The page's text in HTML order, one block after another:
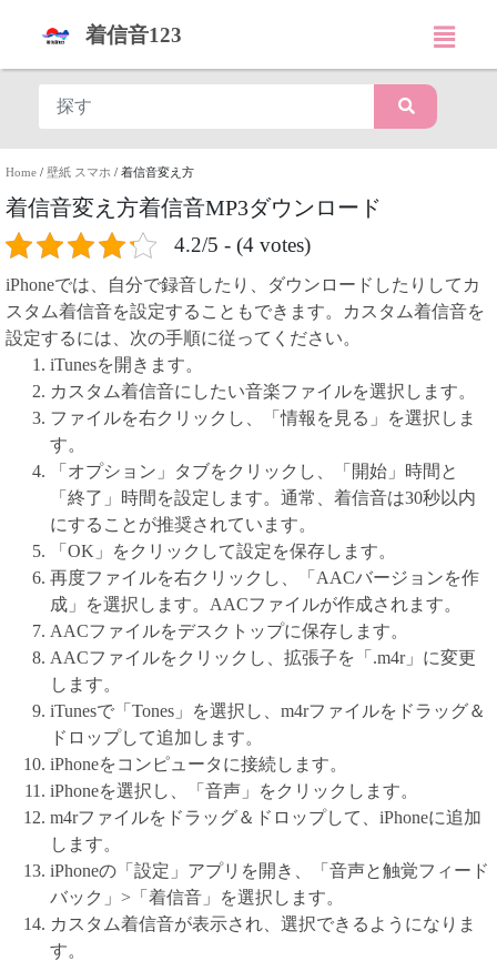
着信音123
Home / 壁紙 スマホ / 着信音変え方
着信音変え方着信音MP3ダウンロード
4.2/5 - (4 votes)
iPhoneでは、自分で録音したり、ダウンロードしたりしてカ
スタム着信音を設定することもできます。カスタム着信音を
設定するには、次の手順に従ってください。
iTunesを開きます。
カスタム着信音にしたい音楽ファイルを選択します。
ファイルを右クリックし、「情報を見る」を選択しま
す。
「オプション」タブをクリックし、「開始」時間と
「終了」時間を設定します。通常、着信音は30秒以内
にすることが推奨されています。
「OK」をクリックして設定を保存します。
再度ファイルを右クリックし、「AACバージョンを作
成」を選択します。AACファイルが作成されます。
AACファイルをデスクトップに保存します。
AACファイルをクリックし、拡張子を「.m4r」に変更
します。
iTunesで「Tones」を選択し、m4rファイルをドラッグ＆
ドロップして追加します。
iPhoneをコンピュータに接続します。
iPhoneを選択し、「音声」をクリックします。
m4rファイルをドラッグ＆ドロップして、iPhoneに追加
します。
iPhoneの「設定」アプリを開き、「音声と触覚フィード
バック」>「着信音」を選択します。
カスタム着信音が表示され、選択できるようになりま
す。